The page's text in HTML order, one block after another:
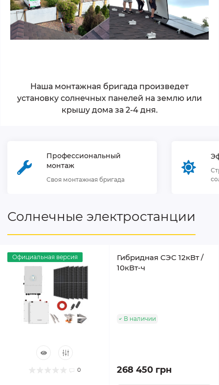
Наша монтажная бригада произведет
установку солнечных панелей на землю или
крышу дома за 2-4 дня.
Профессиональный
монтаж
Своя монтажная бригада
Солнечные электростанции
Официальная версия
0
Гибридная СЭС 12кВт /
10кВт-ч
В наличии
268 450 грн